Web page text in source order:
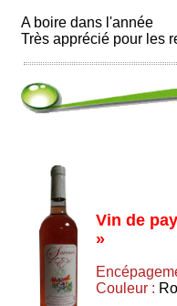
A boire dans l'année
Très apprécié pour les
Vin de
»
Couleur :